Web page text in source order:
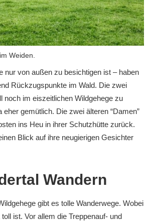
Weiden.
nur von außen zu besichtigen ist – haben
Rückzugspunkte im Wald. Die zwei
noch im eiszeitlichen Wildgehege zu
eher gemütlich. Die zwei älteren “Damen”
ins Heu in ihrer Schutzhütte zurück.
Blick auf ihre neugierigen Gesichter
Wandern
gibt es tolle Wanderwege. Wobei
ist. Vor allem die Treppenauf- und